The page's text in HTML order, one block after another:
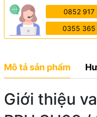
0852 917
0355 365
Mô tả sản phẩm
Giới thiệu